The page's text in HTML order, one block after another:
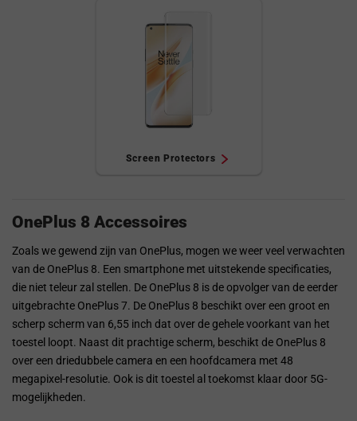
Screen Protectors
OnePlus 8 Accessoires
Zoals we gewend zijn van OnePlus, mogen we weer veel verwachten
van de OnePlus 8. Een smartphone met uitstekende specificaties,
die niet teleur zal stellen. De OnePlus 8 is de opvolger van de eerder
uitgebrachte OnePlus 7. De OnePlus 8 beschikt over een groot en
scherp scherm van 6,55 inch dat over de gehele voorkant van het
toestel loopt. Naast dit prachtige scherm, beschikt de OnePlus 8
over een driedubbele camera en een hoofdcamera met 48
megapixel-resolutie. Ook is dit toestel al toekomst klaar door 5G-
mogelijkheden.